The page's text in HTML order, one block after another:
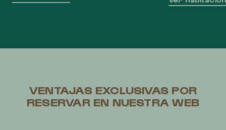
VENTAJAS EXCLUSIVAS POR
RESERVAR EN NUESTRA WEB